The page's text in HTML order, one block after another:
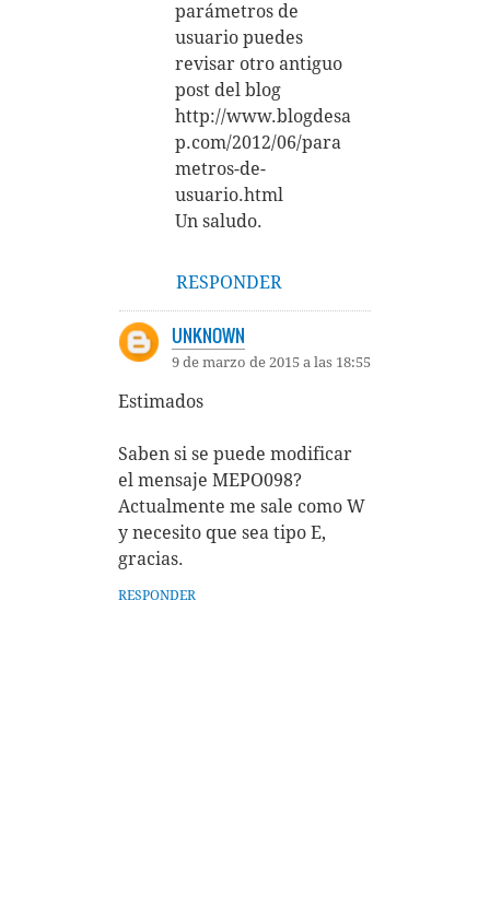
parámetros de
usuario puedes
revisar otro antiguo
post del blog
http://www.blogdesa
p.com/2012/06/para
metros-de-
usuario.html
Un saludo.
RESPONDER
UNKNOWN
9 de marzo de 2015 a las 18:55
Estimados
Saben si se puede modificar
el mensaje MEPO098?
Actualmente me sale como W
y necesito que sea tipo E,
gracias.
RESPONDER